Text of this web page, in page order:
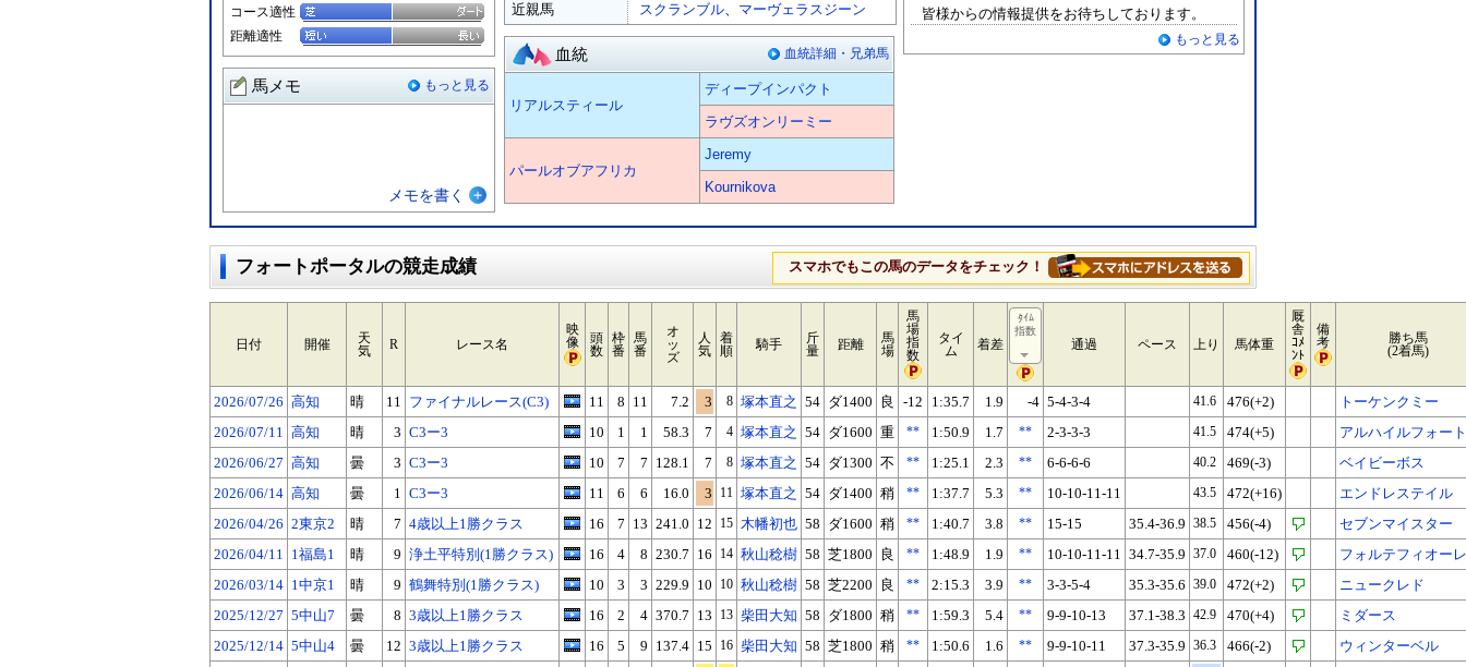
コース適性
距離適性
馬メモ もっと見る
メモを書く
近親馬
スクランブル、 マーヴェラスジーン
血統 血統詳細・兄弟馬
リアルスティール
ディープインパクト
ラヴズオンリーミー
パールオブアフリカ
Jeremy
Kournikova
皆様からの情報提供をお待ちしております。
もっと見る
フォートポータルの競走成績 スマホでもこの馬のデータをチェック！
日付 開催
天
気
R レース名
映
像
頭
数
枠
番
馬
番
オ
ッ
ズ
人
気
着
順
騎手
斤
量
距離
馬
場
馬
場
指
数
タイ
ム
着差
ﾀｲﾑ
指数
通過 ペース 上り 馬体重
厩
舎
ｺﾒ
ﾝﾄ
備
考
勝ち馬
(2着馬)
2026/07/26 高知 晴 11 ファイナルレース(C3) 11 8 11 7.2 3 8 塚本直之 54 ダ1400 良 -12 1:35.7 1.9 -4 5-4-3-4 41.6 476(+2)
トーケンクミー
2026/07/11 高知 晴 3 C3ー3 10 1 1 58.3 7 4 塚本直之 54 ダ1600 重 ** 1:50.9 1.7 ** 2-3-3-3 41.5 474(+5)
アルハイルフォート
2026/06/27 高知 曇 3 C3ー3 10 7 7 128.1 7 8 塚本直之 54 ダ1300 不 ** 1:25.1 2.3 ** 6-6-6-6 40.2 469(-3)
ベイビーボス
2026/06/14 高知 曇 1 C3ー3 11 6 6 16.0 3 11 塚本直之 54 ダ1400 稍 ** 1:37.7 5.3 ** 10-10-11-11 43.5 472(+16)
エンドレステイル
2026/04/26 2東京2 晴 7 4歳以上1勝クラス 16 7 13 241.0 12 15 木幡初也 58 ダ1600 稍 ** 1:40.7 3.8 ** 15-15 35.4-36.9 38.5 456(-4)
セブンマイスター
2026/04/11 1福島1 晴 9 浄土平特別(1勝クラス) 16 4 8 230.7 16 14 秋山稔樹 58 芝1800 良 ** 1:48.9 1.9 ** 10-10-11-11 34.7-35.9 37.0 460(-12)
フォルテフィオーレ
2026/03/14 1中京1 晴 9 鶴舞特別(1勝クラス) 10 3 3 229.9 10 10 秋山稔樹 58 芝2200 良 ** 2:15.3 3.9 ** 3-3-5-4 35.3-35.6 39.0 472(+2)
ニュークレド
2025/12/27 5中山7 曇 8 3歳以上1勝クラス 16 2 4 370.7 13 13 柴田大知 58 ダ1800 稍 ** 1:59.3 5.4 ** 9-9-10-13 37.1-38.3 42.9 470(+4)
ミダース
2025/12/14 5中山4 曇 12 3歳以上1勝クラス 16 5 9 137.4 15 16 柴田大知 58 芝1800 稍 ** 1:50.6 1.6 ** 9-9-10-11 37.3-35.9 36.3 466(-2)
ウィンターベル